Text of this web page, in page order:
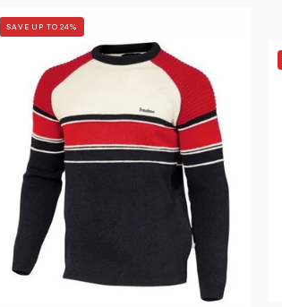
LAKE
PLACID
CHILLI
RED
-
SAVE UP TO 24%